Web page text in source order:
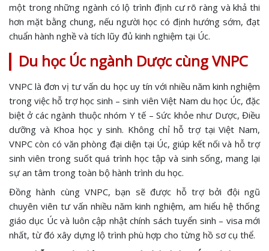
một trong những ngành có lộ trình định cư rõ ràng và khả thi
hơn mặt bằng chung, nếu người học có định hướng sớm, đạt
chuẩn hành nghề và tích lũy đủ kinh nghiệm tại Úc.
Du học Úc ngành Dược cùng VNPC
VNPC là đơn vị tư vấn du học uy tín với nhiều năm kinh nghiệm
trong việc hỗ trợ học sinh – sinh viên Việt Nam du học Úc, đặc
biệt ở các ngành thuộc nhóm Y tế – Sức khỏe như Dược, Điều
dưỡng và Khoa học y sinh. Không chỉ hỗ trợ tại Việt Nam,
VNPC còn có văn phòng đại diện tại Úc, giúp kết nối và hỗ trợ
sinh viên trong suốt quá trình học tập và sinh sống, mang lại
sự an tâm trong toàn bộ hành trình du học.
Đồng hành cùng VNPC, bạn sẽ được hỗ trợ bởi đội ngũ
chuyên viên tư vấn nhiều năm kinh nghiệm, am hiểu hệ thống
giáo dục Úc và luôn cập nhật chính sách tuyển sinh – visa mới
nhất, từ đó xây dựng lộ trình phù hợp cho từng hồ sơ cụ thể.